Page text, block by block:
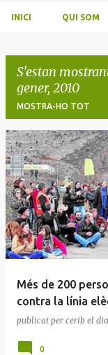
INICI QUI SOM
S'estan
gener, 2010
MOSTRA-HO TOT
E
n
t
r
a
d
Més de 200
contra la línia
publicat per cerib el dia
0